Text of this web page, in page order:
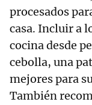
procesados
casa. Incluir a
cocina desde
cebolla, una
mejores para
También